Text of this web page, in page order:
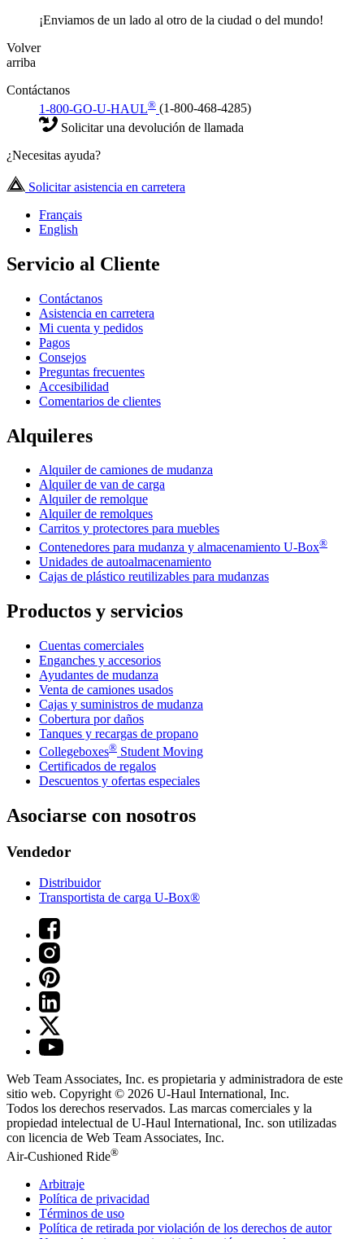
¡Enviamos de un lado al otro de la ciudad o del mundo!
Volver
arriba
Contáctanos
1-800-GO-U-HAUL® (1-800-468-4285)
Solicitar una devolución de llamada
¿Necesitas ayuda?
Solicitar asistencia en carretera
Français
English
Servicio al Cliente
Contáctanos
Asistencia en carretera
Mi cuenta y pedidos
Pagos
Consejos
Preguntas frecuentes
Accesibilidad
Comentarios de clientes
Alquileres
Alquiler de camiones de mudanza
Alquiler de van de carga
Alquiler de remolque
Alquiler de remolques
Carritos y protectores para muebles
Contenedores para mudanza y almacenamiento U-Box®
Unidades de autoalmacenamiento
Cajas de plástico reutilizables para mudanzas
Productos y servicios
Cuentas comerciales
Enganches y accesorios
Ayudantes de mudanza
Venta de camiones usados
Cajas y suministros de mudanza
Cobertura por daños
Tanques y recargas de propano
Collegeboxes® Student Moving
Certificados de regalos
Descuentos y ofertas especiales
Asociarse con nosotros
Vendedor
Distribuidor
Transportista de carga U-Box®
Web Team Associates, Inc. es propietaria y administradora de este
sitio web. Copyright © 2026 U-Haul International, Inc.
Todos los derechos reservados. Las marcas comerciales y la
propiedad intelectual de U-Haul International, Inc. son utilizadas
con licencia de Web Team Associates, Inc.
Air-Cushioned Ride®
Arbitraje
Política de privacidad
Términos de uso
Política de retirada por violación de los derechos de autor